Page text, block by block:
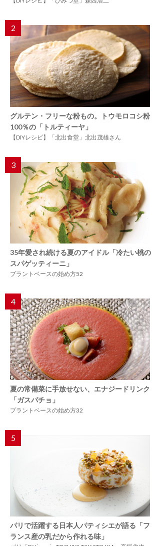
2
グルテン・フリーな粉もの。トウモロコシ粉
100％の「トルティーヤ」
【DIYレシピ】「北出食堂」北出茂雄さん
3
35年愛され続ける夏のアイドル「冷たい桃の
スパゲッティーニ」
プラントベースの始め方52
4
夏の常備菜に手放せない、エナジードリンク
「ガスパチョ」
プラントベースの始め方32
5
パリで活躍する日本人パティシエが語る「フ
ランス産の乳だから作れる味」